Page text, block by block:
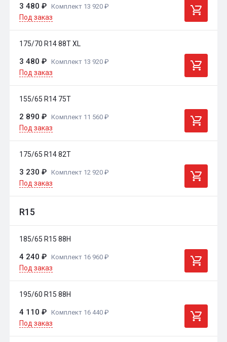
3 480 ₽ Комплект 13 920 ₽
Под заказ
175/70 R14 88T XL
3 480 ₽ Комплект 13 920 ₽
Под заказ
155/65 R14 75T
2 890 ₽ Комплект 11 560 ₽
Под заказ
175/65 R14 82T
3 230 ₽ Комплект 12 920 ₽
Под заказ
R15
185/65 R15 88H
4 240 ₽ Комплект 16 960 ₽
Под заказ
195/60 R15 88H
4 110 ₽ Комплект 16 440 ₽
Под заказ